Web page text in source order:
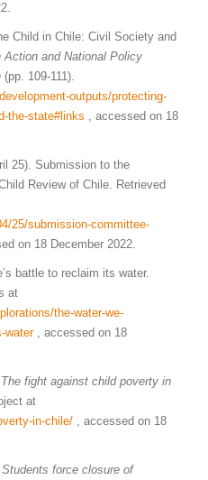
Child in Chile: Civil Society and
Action and National Policy
(pp. 109-111).
outputs/protecting-
the-state#links , accessed on 18
25). Submission to the
Review of Chile. Retrieved
25/submission-committee-
on 18 December 2022.
battle to reclaim its water.
at
the-water-we-
water, accessed on 18
The fight against child poverty in
at
in-chile/ , accessed on 18
Students force closure of